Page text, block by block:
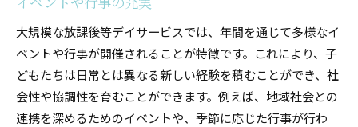
大規模な放課後等デイサービスでは、年間を通じて多様なイ
ベントや行事が開催されることが特徴です。これにより、子
どもたちは日常とは異なる新しい経験を積むことができ、社
会性や協調性を育むことができます。例えば、地域社会との
連携を深めるためのイベントや、季節に応じた行事が行わ